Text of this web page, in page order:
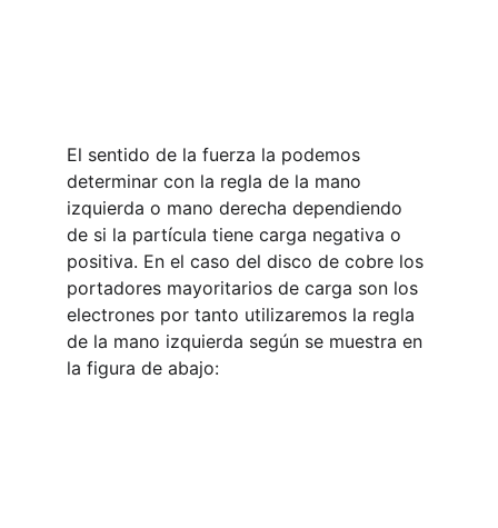
El sentido de la fuerza la podemos
determinar con la regla de la mano
izquierda o mano derecha dependiendo
de si la partícula tiene carga negativa o
positiva. En el caso del disco de cobre los
portadores mayoritarios de carga son los
electrones por tanto utilizaremos la regla
de la mano izquierda según se muestra en
la figura de abajo: